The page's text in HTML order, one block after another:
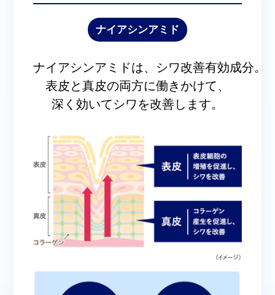
ナイアシンアミド
ナイアシンアミドは、シワ改善有効成分。
表皮と真皮の両方に働きかけて、
深く効いてシワを改善します。